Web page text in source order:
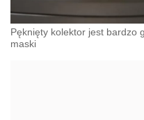
Pęknięty kolektor jest bardzo
maski